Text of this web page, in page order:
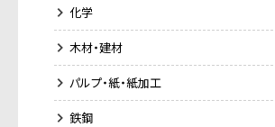
化学
木材・建材
パルプ・紙・紙加工
鉄鋼